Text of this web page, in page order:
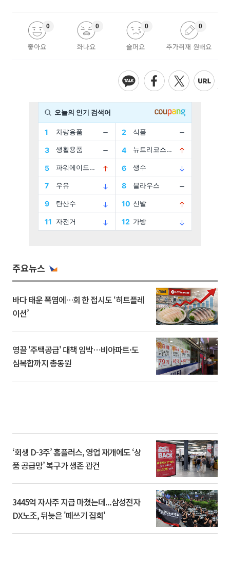
좋아요
0
화나요
0
슬퍼요
0
추가취재 원해요
0
주요뉴스
바다 태운 폭염에…회 한 접시도 ‘히트플레
이션’
영끌 '주택공급' 대책 임박⋯비아파트·도
심복합까지 총동원
‘회생 D-3주’ 홈플러스, 영업 재개에도 ‘상
품 공급망’ 복구가 생존 관건
3445억 자사주 지급 마쳤는데...삼성전자
DX노조, 뒤늦은 '떼쓰기 집회'